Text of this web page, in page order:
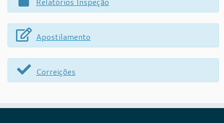
Apostilamento
Correições